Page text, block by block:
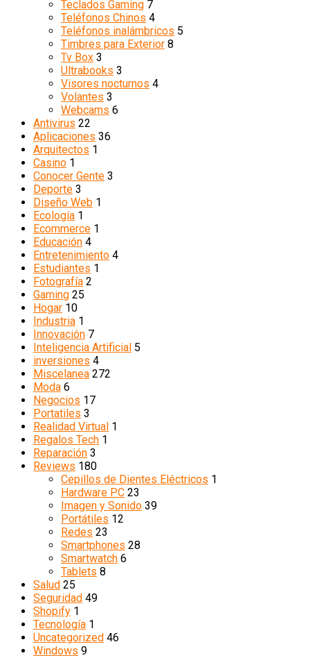
Teclados Gaming 7
Teléfonos Chinos 4
Teléfonos inalámbricos 5
Timbres para Exterior 8
Tv Box 3
Ultrabooks 3
Visores nocturnos 4
Volantes 3
Webcams 6
Antivirus 22
Aplicaciones 36
Arquitectos 1
Casino 1
Conocer Gente 3
Deporte 3
Diseño Web 1
Ecología 1
Ecommerce 1
Educación 4
Entretenimiento 4
Estudiantes 1
Fotografía 2
Gaming 25
Hogar 10
Industria 1
Innovación 7
Inteligencia Artificial 5
inversiones 4
Miscelanea 272
Moda 6
Negocios 17
Portatiles 3
Realidad Virtual 1
Regalos Tech 1
Reparación 3
Reviews 180
Cepillos de Dientes Eléctricos 1
Hardware PC 23
Imagen y Sonido 39
Portátiles 12
Redes 23
Smartphones 28
Smartwatch 6
Tablets 8
Salud 25
Seguridad 49
Shopify 1
Tecnología 1
Uncategorized 46
Windows 9